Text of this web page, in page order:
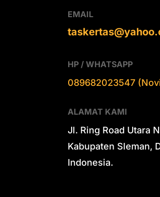
EMAIL
HP / WHATSAPP
089682023547
ALAMAT KAMI
Jl. Ring Road Utara
Kabupaten Sleman,
Indonesia.